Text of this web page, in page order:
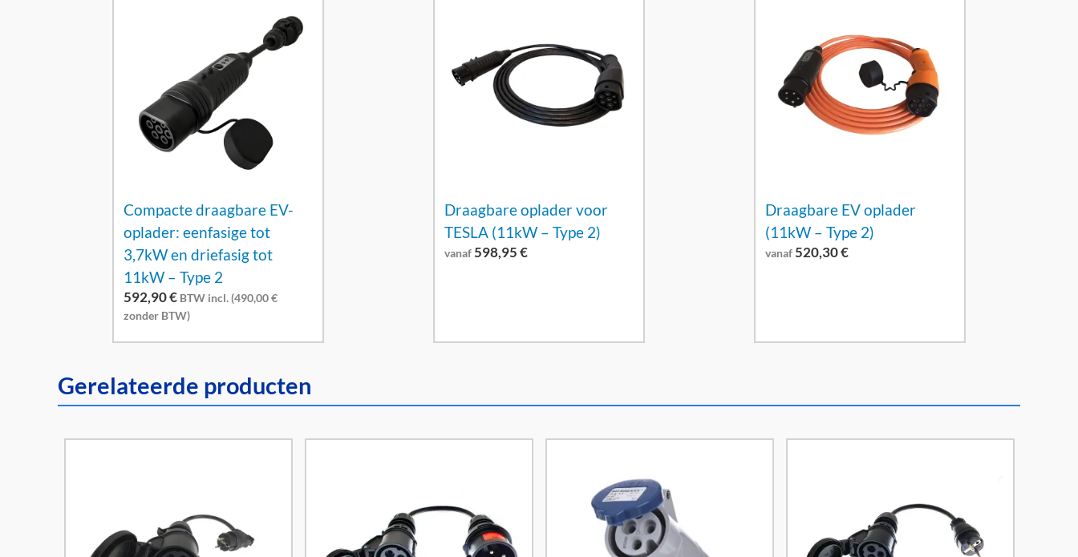
Compacte draagbare EV-
oplader: eenfasige tot
3,7kW en driefasig tot
11kW – Type 2
592,90€ BTW incl. (490,00€
zonder BTW)
Draagbare oplader voor
TESLA (11kW – Type 2)
vanaf598,95€
Draagbare EV oplader
(11kW – Type 2)
vanaf520,30€
Gerelateerde producten